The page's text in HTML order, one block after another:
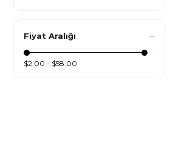
Fiyat Aralığı
$2.00 - $58.00